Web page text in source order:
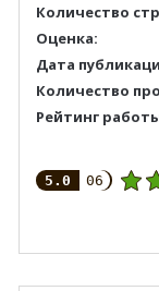
Количество
Оценка:
Дата
Количество
Рейтинг
5.0 06